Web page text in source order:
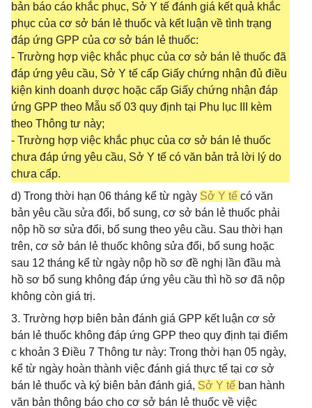
bản báo cáo khắc phục, Sở Y tế đánh giá kết quả khắc
phục của cơ sở bán lẻ thuốc và kết luận về tình trạng
đáp ứng GPP của cơ sở bán lẻ thuốc:
- Trường hợp việc khắc phục của cơ sở bán lẻ thuốc đã
đáp ứng yêu cầu, Sở Y tế cấp Giấy chứng nhận đủ điều
kiện kinh doanh dược hoặc cấp Giấy chứng nhận đáp
ứng GPP theo Mẫu số 03 quy định tại Phụ lục III kèm
theo Thông tư này;
- Trường hợp việc khắc phục của cơ sở bán lẻ thuốc
chưa đáp ứng yêu cầu, Sở Y tế có văn bản trả lời lý do
chưa cấp.
d) Trong thời hạn 06 tháng kể từ ngày Sở Y tế có văn
bản yêu cầu sửa đổi, bổ sung, cơ sở bán lẻ thuốc phải
nộp hồ sơ sửa đổi, bổ sung theo yêu cầu. Sau thời hạn
trên, cơ sở bán lẻ thuốc không sửa đổi, bổ sung hoặc
sau 12 tháng kể từ ngày nộp hồ sơ đề nghị lần đầu mà
hồ sơ bổ sung không đáp ứng yêu cầu thì hồ sơ đã nộp
không còn giá trị.
3. Trường hợp biên bản đánh giá GPP kết luận cơ sở
bán lẻ thuốc không đáp ứng GPP theo quy định tại điểm
c khoản 3 Điều 7 Thông tư này: Trong thời hạn 05 ngày,
kể từ ngày hoàn thành việc đánh giá thực tế tại cơ sở
bán lẻ thuốc và ký biên bản đánh giá, Sở Y tế ban hành
văn bản thông báo cho cơ sở bán lẻ thuốc về việc